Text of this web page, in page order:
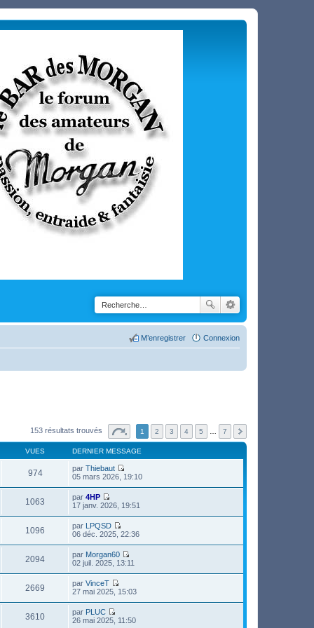
Connexion
M’enregistrer
153 résultats trouvés 1 2 3 4 5 7
VUES DERNIER MESSAGE
974 par Thiebaut
V
l
e
e
n
i
e
r
e
s
a
05 mars 2026, 19:10
1063 par 4HP
V
r
l
e
d
e
n
i
e
r
m
e
17 janv. 2026, 19:51
1096 par LPQSD
V
r
l
e
e
i
e
06 déc. 2025, 22:36
2094 par Morgan60
V
l
e
e
02 juil. 2025, 13:11
2669 par VinceT
V
l
27 mai 2025, 15:03
3610 par PLUC
V
26 mai 2025, 11:50